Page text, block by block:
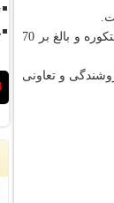
سفید و نفتكوره و بالغ بر 70
دارای 59 باب جایگاه اختصاصی و فروشندگی سكودار، 9 فروشندگی داخل اتاقك، 200 فروشندگی و تعاونی